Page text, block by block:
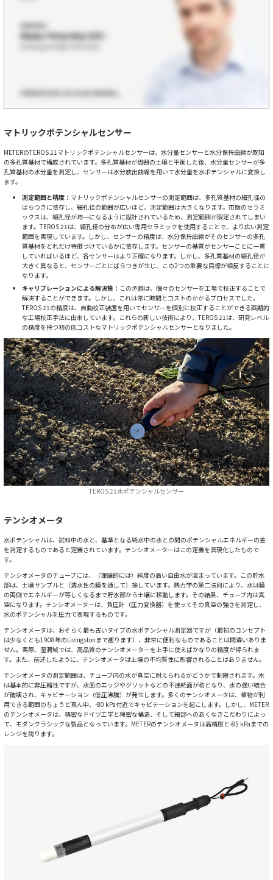
マトリックポテンシャルセンサー
METERのTEROS 21マトリックポテンシャルセンサーは、水分量センサーと水分保持曲線が既知
の多孔質基材で構成されています。多孔質基材が周囲の土壌と平衡した後、水分量センサーが多
孔質基材の水分量を測定し、センサーは水分放出曲線を用いて水分量を水ポテンシャルに変換し
ます。
測定範囲と精度： マトリックポテンシャルセンサーの測定範囲は、多孔質基材の細孔径の
ばらつきに依存し、細孔径の範囲が広いほど、測定範囲は大きくなります。市販のセラミ
ックスは、細孔径が均一になるように設計されているため、測定範囲が限定されてしまい
ます。TEROS 21は、細孔径の分布が広い専用セラミックを使用することで、より広い測定
範囲を実現しています。しかし、センサーの精度は、水分保持曲線がそのセンサーの多孔
質基材をどれだけ特徴づけているかに依存します。センサーの基質がセンサーごとに一貫
していればいるほど、各センサーはより正確になります。しかし、多孔質基材の細孔径が
大きく異なると、センサーごとにばらつきが生じ、この2つの重要な目標が相反することに
なります。
キャリブレーションによる解決策： この矛盾は、個々のセンサーを工場で校正することで
解決することができます。しかし、これは常に時間とコストのかかるプロセスでした。
TEROS 21の精度は、自動校正装置を用いてセンサーを個別に校正することができる画期的
な工場校正手法に由来しています。これらの新しい技術により、TEROS 21は、研究レベル
の精度を持つ初の低コストなマトリックポテンシャルセンサーとなりました。
TEROS 21水ポテンシャルセンサー
テンシオメータ
水ポテンシャルは、試料中の水と、基準となる純水中の水との間のポテンシャルエネルギーの差
を測定するものであると定義されています。テンシオメーターはこの定義を具現化したもので
す。
テンシオメータのチューブには、（理論的には）純度の高い自由水が溜まっています。この貯水
部は、土壌サンプルと（透水性の膜を通して）接しています。熱力学の第二法則により、水は膜
の両側でエネルギーが等しくなるまで貯水部から土壌に移動します。その結果、チューブ内は真
空になります。テンシオメーターは、負圧計（圧力変換器）を使ってその真空の強さを測定し、
水のポテンシャルを圧力で表現するものです。
テンシオメータは、おそらく最も古いタイプの水ポテンシャル測定器ですが（最初のコンセプト
は少なくとも1908年のLivingstonまで遡ります）、非常に便利なものであることは間違いありま
せん。実際、湿潤域では、高品質のテンシオメーターを上手に使えばかなりの精度が得られま
す。また、前述したように、テンシオメータは土壌の不均質性に影響されることはありません。
テンシオメータの測定範囲は、チューブ内の水が真空に耐えられるかどうかで制限されます。水
は基本的に非圧縮性ですが、水面のエッジやグリットなどの不連続面が核となり、水の強い結合
が破壊され、キャビテーション（低圧沸騰）が発生します。多くのテンシオメータは、植物が利
用できる範囲のちょうど真ん中、-80 kPa付近でキャビテーションを起こします。しかし、METER
のテンシオメータは、精密なドイツ工学と綿密な構造、そして細部へのあくなきこだわりによっ
て、モダンクラシックな製品となっています。METERのテンシオメータは高精度と-85 kPaまでの
レンジを誇ります。